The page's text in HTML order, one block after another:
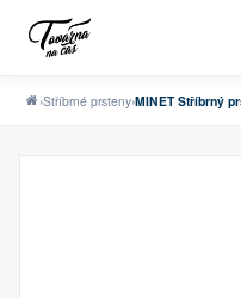
›Stříbrné prsteny›MINET Stříbrný